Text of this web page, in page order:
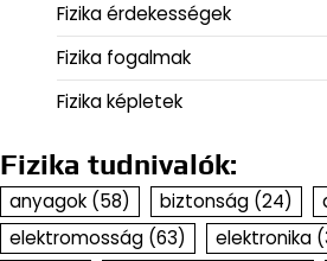
Fizika érdekességek
Fizika fogalmak
Fizika képletek
Fizika tudnivalók:
anyagok (58) biztonság (24)
elektromosság (63) elektronika